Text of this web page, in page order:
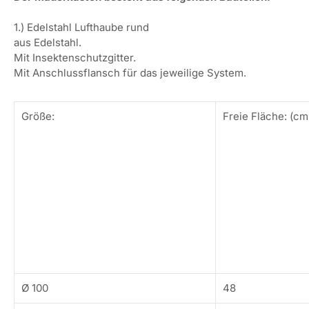
1.) Edelstahl Lufthaube rund
aus Edelstahl.
Mit Insektenschutzgitter.
Mit Anschlussflansch für das jeweilige System.
Größe: Freie Fläche:
Ø 100 48